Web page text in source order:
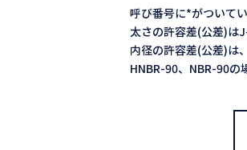
呼び番号に*がついて
太さの許容差(公差)は
内径の許容差(公差)は
HNBR-90、NBR-90の